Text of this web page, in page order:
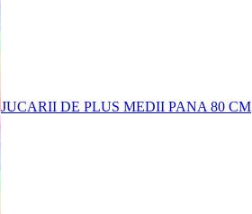
JUCARII DE PLUS MEDII PANA 80 CM